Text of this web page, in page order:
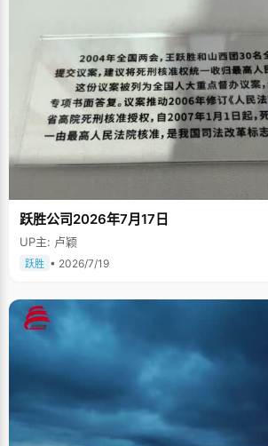
跃胜公司2026年7月17日
UP主: 卢颖
跃胜 • 2026/7/19